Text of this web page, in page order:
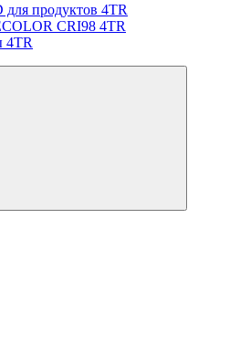
продуктов 4TR
CRI98 4TR
4TR